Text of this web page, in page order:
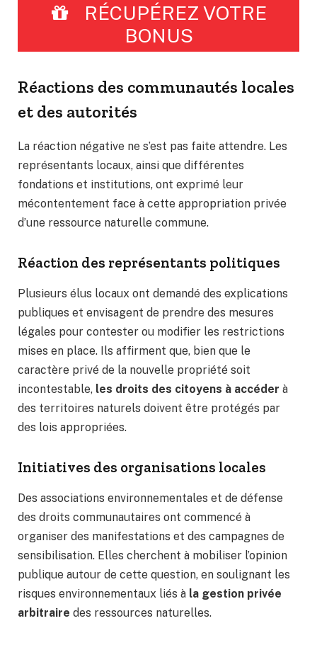
RÉCUPÉREZ VOTRE
BONUS
Réactions des communautés locales
et des autorités
La réaction négative ne s’est pas faite attendre. Les
représentants locaux, ainsi que différentes
fondations et institutions, ont exprimé leur
mécontentement face à cette appropriation privée
d’une ressource naturelle commune.
Réaction des représentants politiques
Plusieurs élus locaux ont demandé des explications
publiques et envisagent de prendre des mesures
légales pour contester ou modifier les restrictions
mises en place. Ils affirment que, bien que le
caractère privé de la nouvelle propriété soit
incontestable, les droits des citoyens à accéder à
des territoires naturels doivent être protégés par
des lois appropriées.
Initiatives des organisations locales
Des associations environnementales et de défense
des droits communautaires ont commencé à
organiser des manifestations et des campagnes de
sensibilisation. Elles cherchent à mobiliser l’opinion
publique autour de cette question, en soulignant les
risques environnementaux liés à la gestion privée
arbitraire des ressources naturelles.